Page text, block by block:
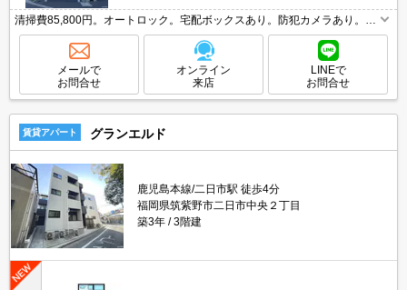
清掃費85,800円。オートロック。宅配ボックスあり。防犯カメラあり。ペ
ット応相談。
メールで
お問合せ
オンライン
来店
LINEで
お問合せ
賃貸アパート グランエルド
鹿児島本線/二日市駅 徒歩4分
福岡県筑紫野市二日市中央２丁目
築3年
3階建